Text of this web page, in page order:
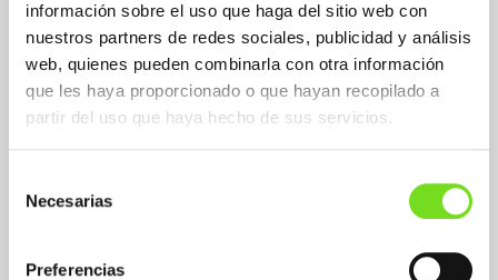
información sobre el uso que haga del sitio web con
nuestros partners de redes sociales, publicidad y análisis
web, quienes pueden combinarla con otra información
que les haya proporcionado o que hayan recopilado a
partir del uso que haya hecho de sus servicios.
Necesarias
Preferencias
xchamorro@mondragon.edu
www.mondragon.edu/es/escuela-
politecnica-superior
943794700
LinkedIn